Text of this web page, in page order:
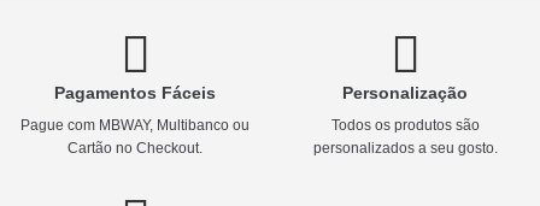
Pagamentos Fáceis
Pague com MBWAY, Multibanco ou
Cartão no Checkout.
Personalização
Todos os produtos são
personalizados a seu gosto.